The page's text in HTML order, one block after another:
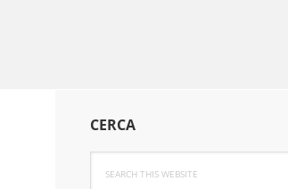
Primary
Sidebar
CERCA
this